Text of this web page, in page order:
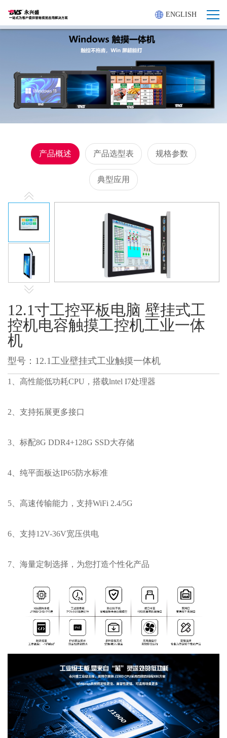
ENGLISH
产品概述 产品选型表 规格参数
典型应用
12.1寸工控平板电脑 壁挂式工
控机电容触摸工控机工业一体
机
型号：12.1工业壁挂式工业触摸一体机
1、高性能低功耗CPU，搭载lntel I7处理器
2、支持拓展更多接口
3、标配8G DDR4+128G SSD大存储
4、纯平面板达IP65防水标准
5、高速传输能力，支持WiFi 2.4/5G
6、支持12V-36V宽压供电